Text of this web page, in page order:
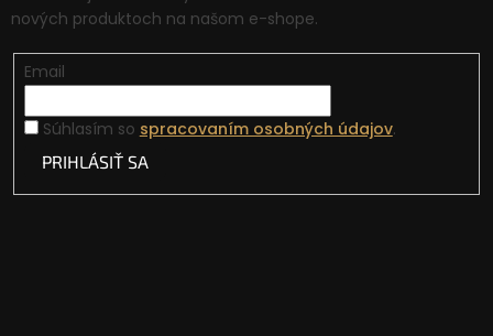
nových produktoch na našom e-shope.
Email
Súhlasím so spracovaním osobných údajov.
PRIHLÁSIŤ SA